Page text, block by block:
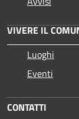
VIVERE IL
Luoghi
Eventi
CONTATTI